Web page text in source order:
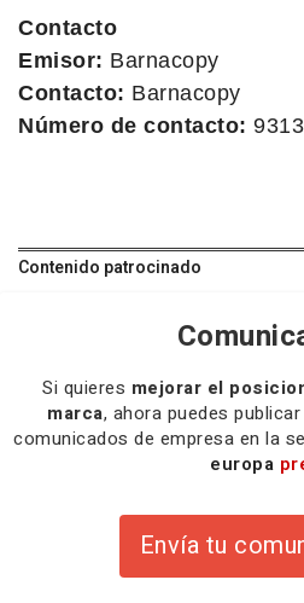
Contacto
Emisor: Barnacopy
Contacto: Barnacopy
Número de contacto:
Contenido patrocinado
Si quieres mejorar el
marca, ahora puedes
comunicados de empresa en la
europa
Envía tu